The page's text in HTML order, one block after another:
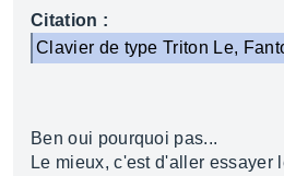
Citation :
Clavier de type Triton Le,
Ben oui pourquoi pas...
Le mieux, c'est d'aller essayer